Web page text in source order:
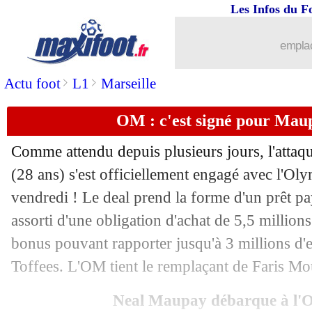
Actu foot> L1 > Marseille
Les Infos du
OM : c'est signé pour
Comme attendu depuis plusieurs jours,
(28 ans) s'est officiellement engagé avec
vendredi ! Le deal prend la forme d'un prêt
assorti d'une obligation d'achat de 5,5
bonus pouvant rapporter jusqu'à 3 millions
Toffees. L'OM tient le remplaçant de Faris
Neal Maupay débarque à
: Danso remonté contre la Roma
30/08 Rennes: Bourigeaud s'exile au Qatar
30/08 Lyon: Friio évoque un tirage
30/08 C3: le tirage au sort COMPLET !
C3 : le tirage homogène de Nice !
30/08 C3: le tirage de l'OL, plutôt clément !
: Ahamada vers un prêt à